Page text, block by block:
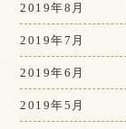
2019年8月
2019年7月
2019年6月
2019年5月